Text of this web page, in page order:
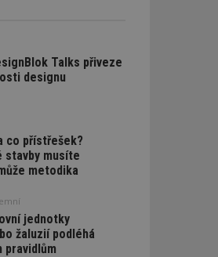
Talks přiveze
designu
co přístřešek?
stavby musíte
metodika
jednotky
žaluzií podléhá
pravidlům